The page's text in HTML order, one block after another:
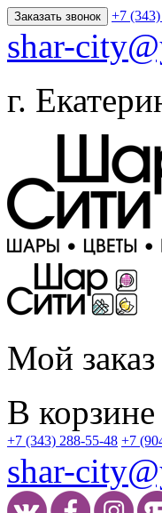
Заказать звонок +7
shar-
г.
Мой заказ
В корзине
+7 (343) 288-55-48 +7
shar-